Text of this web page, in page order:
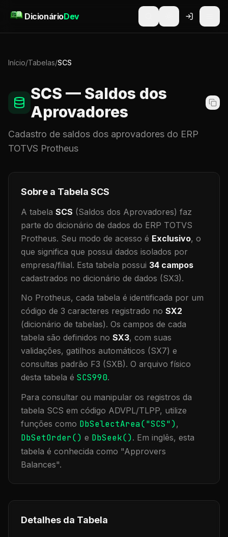
DicionárioDev
Início/Tabelas/SCS
SCS — Saldos dos
Aprovadores
Cadastro de saldos dos aprovadores do ERP
TOTVS Protheus
Sobre a Tabela SCS
A tabela SCS (Saldos dos Aprovadores) faz
parte do dicionário de dados do ERP TOTVS
Protheus. Seu modo de acesso é Exclusivo, o
que significa que possui dados isolados por
empresa/filial. Esta tabela possui 34 campos
cadastrados no dicionário de dados (SX3).
No Protheus, cada tabela é identificada por um
código de 3 caracteres registrado no SX2
(dicionário de tabelas). Os campos de cada
tabela são definidos no SX3, com suas
validações, gatilhos automáticos (SX7) e
consultas padrão F3 (SXB). O arquivo físico
desta tabela é SCS990.
Para consultar ou manipular os registros da
tabela SCS em código ADVPL/TLPP, utilize
funções como DbSelectArea("SCS"),
DbSetOrder() e DbSeek(). Em inglês, esta
tabela é conhecida como "Approvers
Balances".
Detalhes da Tabela